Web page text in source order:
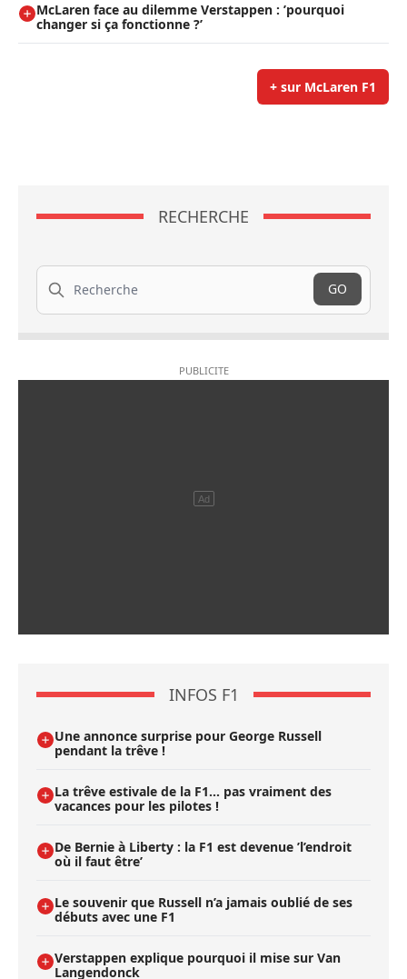
McLaren face au dilemme Verstappen : ’pourquoi
changer si ça fonctionne ?’
+ sur McLaren F1
RECHERCHE
Recherche
GO
INFOS F1
Une annonce surprise pour George Russell
pendant la trêve !
La trêve estivale de la F1... pas vraiment des
vacances pour les pilotes !
De Bernie à Liberty : la F1 est devenue ’l’endroit
où il faut être’
Le souvenir que Russell n’a jamais oublié de ses
débuts avec une F1
Verstappen explique pourquoi il mise sur Van
Langendonck